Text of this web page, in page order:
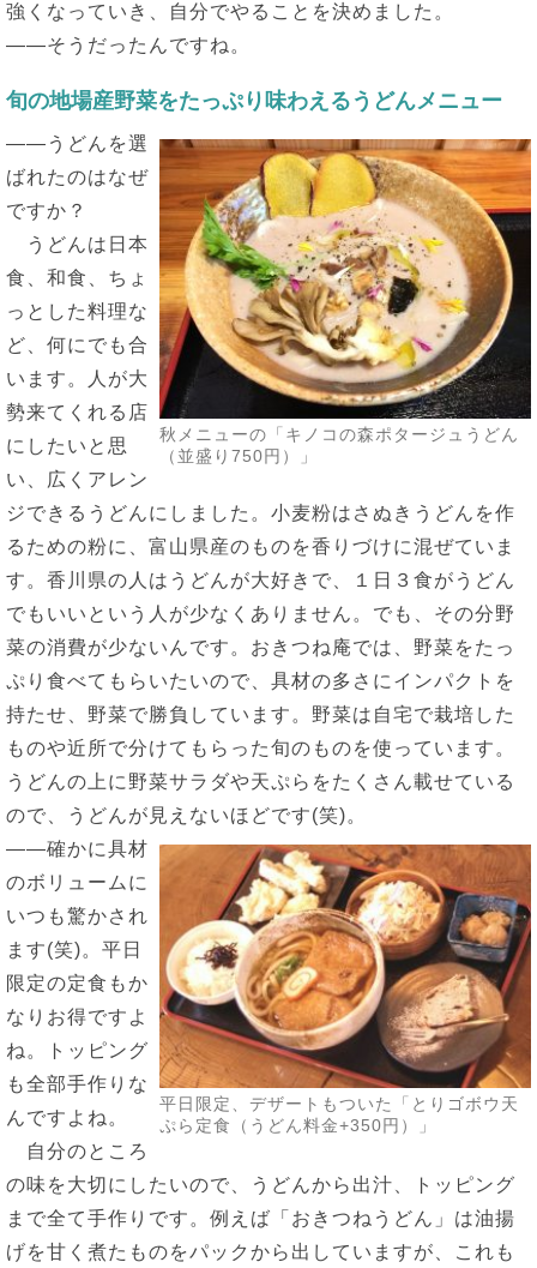
強くなっていき、自分でやることを決めました。
――そうだったんですね。
旬の地場産野菜をたっぷり味わえるうどんメニュー
秋メニューの「キノコの森ポタージュうどん
（並盛り750円）」
――うどんを選
ばれたのはなぜ
ですか？
うどんは日本
食、和食、ちょ
っとした料理な
ど、何にでも合
います。人が大
勢来てくれる店
にしたいと思
い、広くアレン
ジできるうどんにしました。小麦粉はさぬきうどんを作
るための粉に、富山県産のものを香りづけに混ぜていま
す。香川県の人はうどんが大好きで、１日３食がうどん
でもいいという人が少なくありません。でも、その分野
菜の消費が少ないんです。おきつね庵では、野菜をたっ
ぷり食べてもらいたいので、具材の多さにインパクトを
持たせ、野菜で勝負しています。野菜は自宅で栽培した
ものや近所で分けてもらった旬のものを使っています。
うどんの上に野菜サラダや天ぷらをたくさん載せている
ので、うどんが見えないほどです(笑)。
平日限定、デザートもついた「とりゴボウ天
ぷら定食（うどん料金+350円）」
――確かに具材
のボリュームに
いつも驚かされ
ます(笑)。平日
限定の定食もか
なりお得ですよ
ね。トッピング
も全部手作りな
んですよね。
自分のところ
の味を大切にしたいので、うどんから出汁、トッピング
まで全て手作りです。例えば「おきつねうどん」は油揚
げを甘く煮たものをパックから出していますが、これも